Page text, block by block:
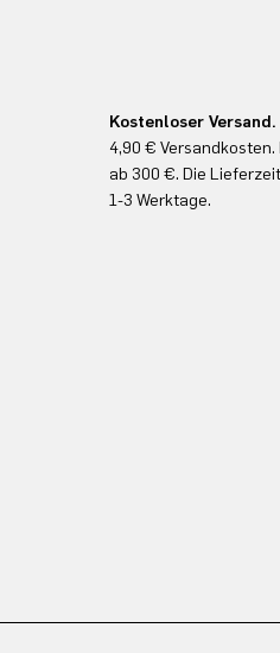
Kostenloser Versand.
4,90 €
ab 300 €. Die
1-3 Werktage.